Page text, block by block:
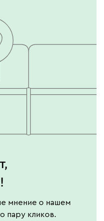
мнение о нашем
пару кликов.